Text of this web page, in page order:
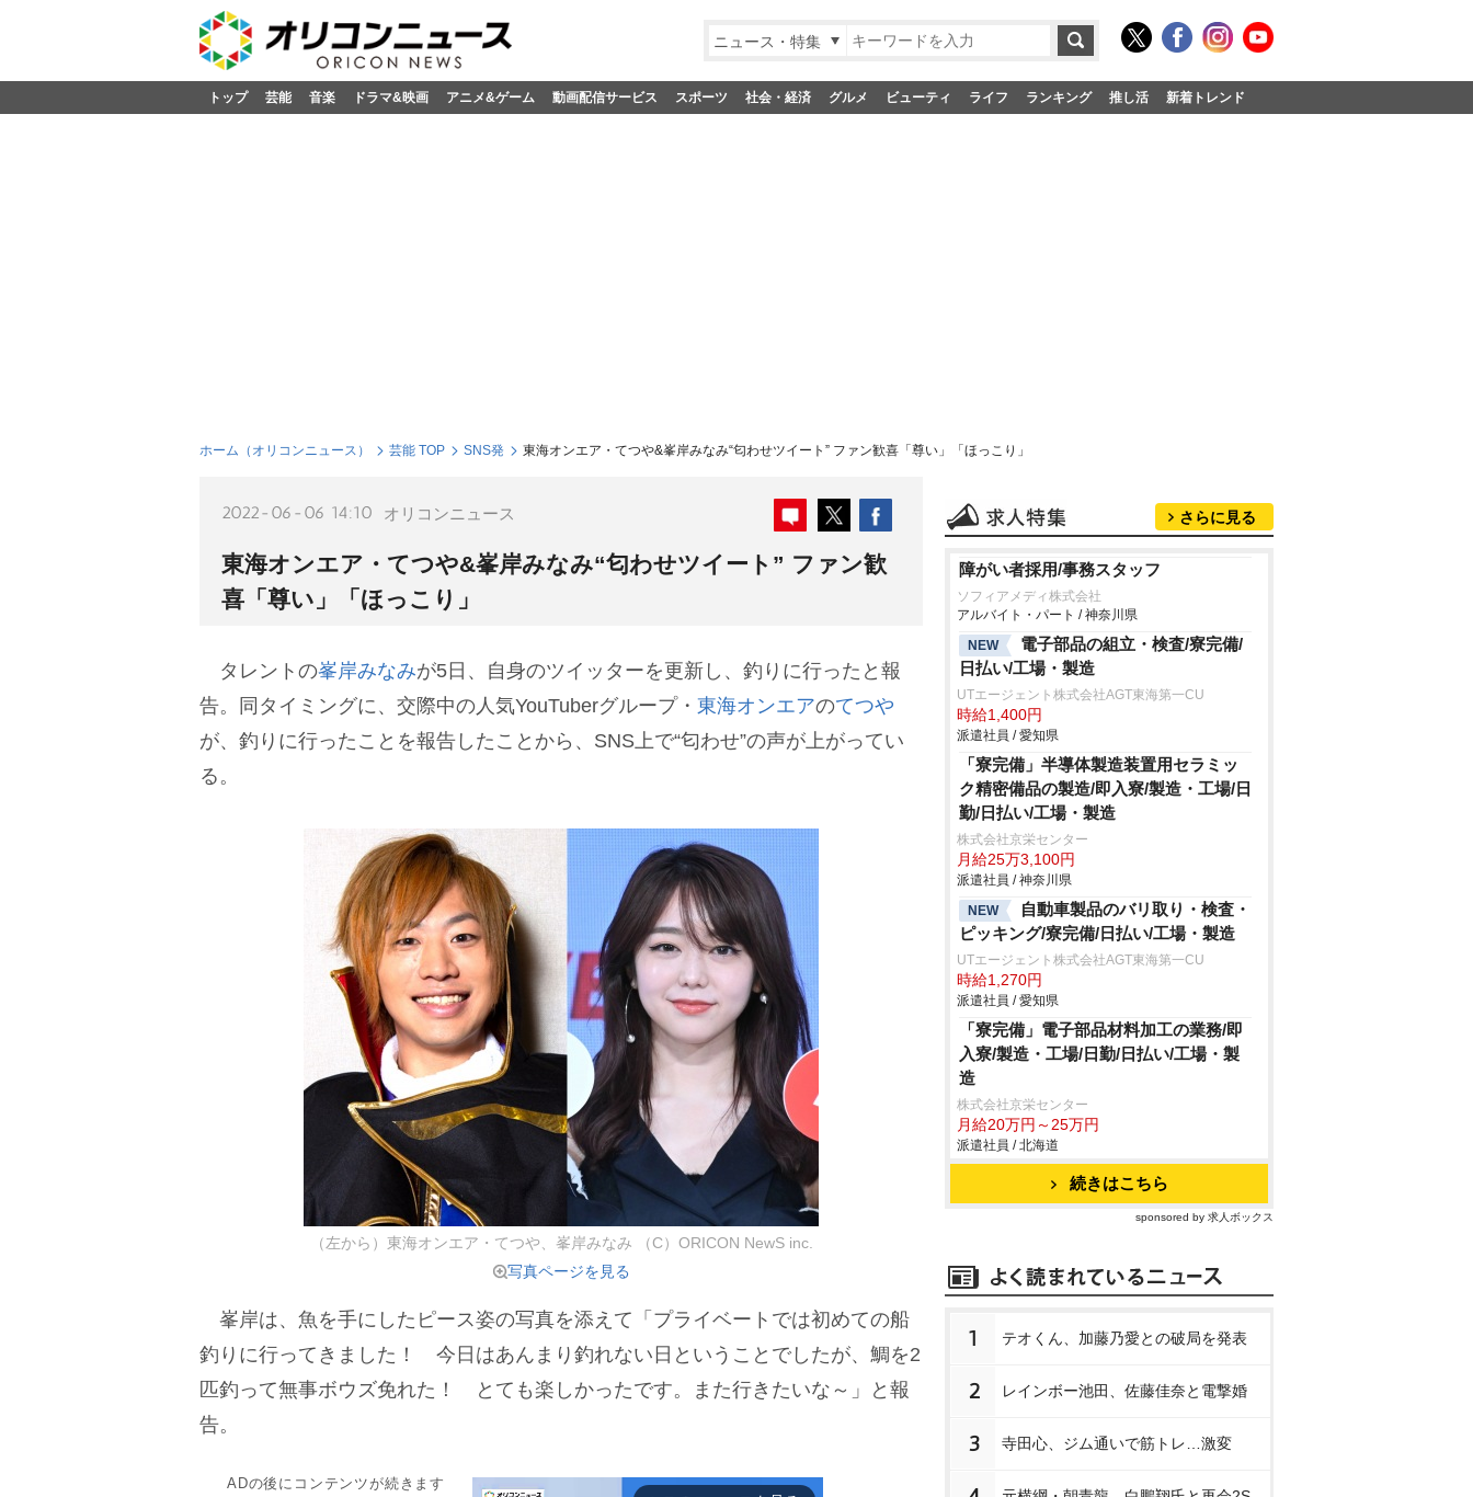
ニュース・特集
トップ 芸能 音楽 ドラマ&映画 アニメ&ゲーム 動画配信サービス スポーツ 社会・経済 グルメ ビューティ ライフ ランキング 推し活 新着トレンド
ホーム（オリコンニュース） 芸能 TOP SNS発 東海オンエア・てつや&峯岸みなみ“匂わせツイート” ファン歓喜「尊い」「ほっこり」
2022-06-06 14:10 オリコンニュース
東海オンエア・てつや&峯岸みなみ“匂わせツイート” ファン歓
喜「尊い」「ほっこり」
タレントの峯岸みなみが5日、自身のツイッターを更新し、釣りに行ったと報
告。同タイミングに、交際中の人気YouTuberグループ・ 東海オンエアのてつ
が、釣りに行ったことを報告したことから、SNS上で“匂わせ”の声が上がってい
る。
（左から）東海オンエア・てつや、峯岸みなみ （C）ORICON NewS inc.
写真ページを見る
峯岸は、魚を手にしたピース姿の写真を添えて「プライベートでは初めての船
釣りに行ってきました！ 今日はあんまり釣れない日ということでしたが、鯛を2
匹釣って無事ボウズ免れた！ とても楽しかったです。また行きたいな～」と報
告。
ADの後にコンテンツが続きます
さらに見る
障がい者採用/事務スタッフ
ソフィアメディ株式会社
アルバイト・パート / 神奈川県
NEW
電子部品の組立・検査/寮完備/
日払い/工場・製造
UTエージェント株式会社AGT東海第一CU
時給1,400円
派遣社員 / 愛知県
「寮完備」半導体製造装置用セラミッ
ク精密備品の製造/即入寮/製造・工場/日
勤/日払い/工場・製造
株式会社京栄センター
月給25万3,100円
派遣社員 / 神奈川県
NEW
自動車製品のバリ取り・検査・
ピッキング/寮完備/日払い/工場・製造
UTエージェント株式会社AGT東海第一CU
時給1,270円
派遣社員 / 愛知県
「寮完備」電子部品材料加工の業務/即
入寮/製造・工場/日勤/日払い/工場・製
造
株式会社京栄センター
月給20万円～25万円
派遣社員 / 北海道
続きはこちら
sponsored by 求人ボックス
1 テオくん、加藤乃愛との破局を発表
2 レインボー池田、佐藤佳奈と電撃婚
3 寺田心、ジム通いで筋トレ…激変